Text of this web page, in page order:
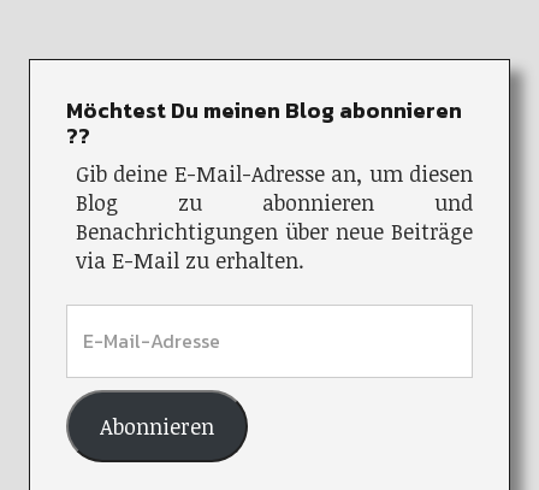
Möchtest Du meinen Blog abonnieren
??
Gib deine E-Mail-Adresse an, um diesen
Blog zu abonnieren und
Benachrichtigungen über neue Beiträge
via E-Mail zu erhalten.
Abonnieren